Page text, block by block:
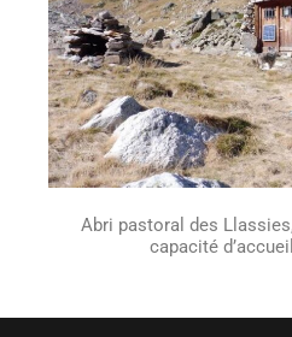
Abri pastoral des
capacité